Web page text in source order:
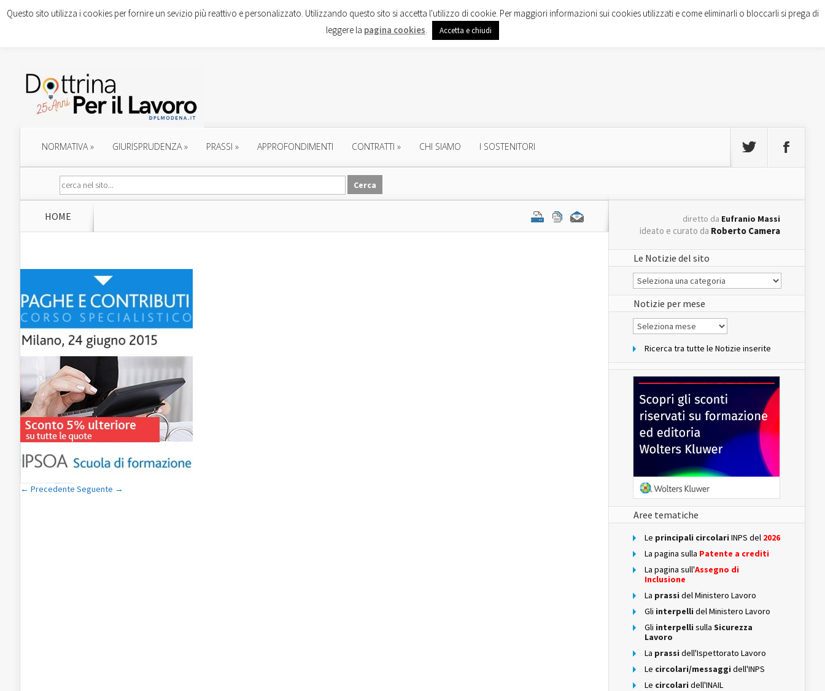
NORMATIVA» GIURISPRUDENZA» PRASSI » APPROFONDIMENTI CONTRATTI » CHI SIAMO I SOSTENITORI
HOME
← Precedente Seguente →
diretto da Eufranio Massi
ideato e curato da Roberto Camera
Le Notizie del sito
Le
Notizie
del
sito
Notizie per mese
Notizie
per
Ricerca tra tutte le Notizie inserite
Aree tematiche
Le principali circolari INPS del 2026
La pagina sulla Patente a crediti
La pagina sull'Assegno di
Inclusione
La prassi del Ministero Lavoro
Gli interpelli del Ministero Lavoro
Gli interpelli sulla Sicurezza
Lavoro
La prassi dell'Ispettorato Lavoro
Le circolari/messaggi dell'INPS
Le circolari dell'INAIL
Questo sito utilizza i cookies per fornire un sevizio più reattivo e personalizzato. Utilizzando questo sito si accetta l'utilizzo di cookie. Per maggiori informazioni sui cookies utilizzati e come eliminarli o bloccarli si prega di
leggere la pagina cookies. Accetta e chiudi